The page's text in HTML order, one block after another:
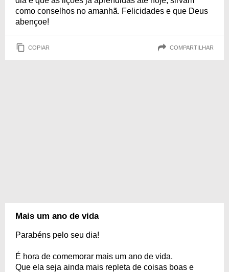
como conselhos no amanhã. Felicidades e que Deus
abençoe!
COPIAR COMPARTILHAR
Mais um ano de vida
Parabéns pelo seu dia!
É hora de comemorar mais um ano de vida.
Que ela seja ainda mais repleta de coisas boas e